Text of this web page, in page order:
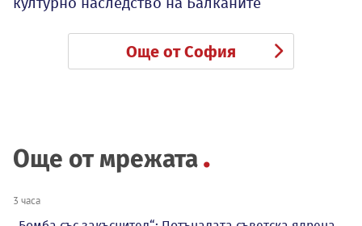
Още от София
Още от мрежата
3 часа